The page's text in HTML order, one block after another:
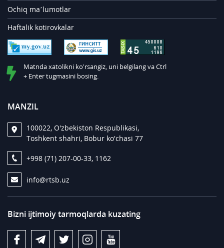
Ochiq ma’lumotlar
Haftalik kotirovkalar
Matnda xatolikni ko'rsangiz, uni belgilang va Ctrl
+ Enter tugmasini bosing.
MANZIL
100022, O'zbekiston Respublikasi,
Toshkent shahri, Bobur ko'chasi 77
+998 (71) 207-00-33, 1162
info@rtsb.uz
Bizni ijtimoiy tarmoqlarda kuzating